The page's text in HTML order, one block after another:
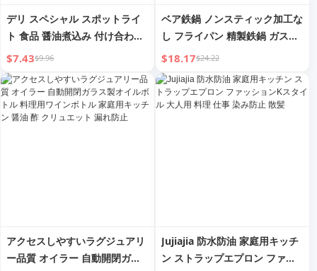
デリ スペシャル スポットライ
ト 食品 醤油煮込み 付け合わせ
用 煮込み料理 ファストフード
ロースト チキンショップ ケー
タリング 業務用 温光 トラック
ライト
$7.43$9.96
ベア鉄鍋 ノンスティック加工な
し フライパン 精製鉄鍋 ガスコ
ンロ 旧式炊飯器用 家庭料理用
$18.17$24.22
アクセスしやすいラグジュアリ
ー品質 オイラー 自動開閉ガラ
Jujiajia 防水防油 家庭用キッチ
ン ストラップエプロン ファッ